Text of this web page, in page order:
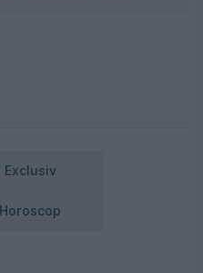
Exclusiv
Horoscop